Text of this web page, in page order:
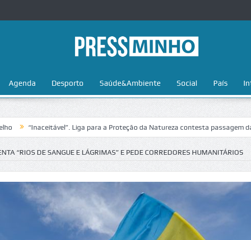
Agenda Desporto Saúde&Ambiente Social País
Liga para a Proteção da Natureza contesta passagem da Volta a
“RIOS DE SANGUE E LÁGRIMAS” E PEDE CORREDORES HUMANITÁRIOS